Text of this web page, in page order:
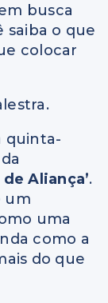
busca
saiba o que
colocar
quinta-
de Aliança’.
um
uma
como a
do que